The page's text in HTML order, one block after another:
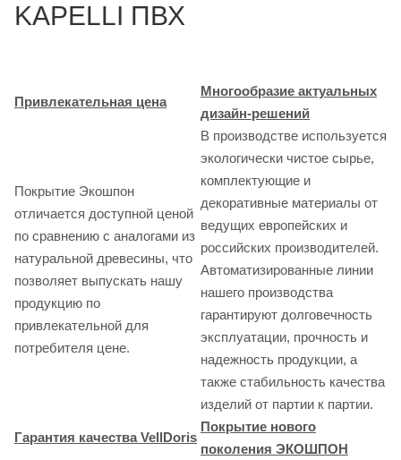
KAPELLI ПВХ
Привлекательная цена
Многообразие актуальных
дизайн-решений
Покрытие Экошпон
отличается доступной ценой
по сравнению с аналогами из
натуральной древесины, что
позволяет выпускать нашу
продукцию по
привлекательной для
потребителя цене.
В производстве используется
экологически чистое сырье,
комплектующие и
декоративные материалы от
ведущих европейских и
российских производителей.
Автоматизированные линии
нашего производства
гарантируют долговечность
эксплуатации, прочность и
надежность продукции, а
также стабильность качества
изделий от партии к партии.
Гарантия качества VellDoris
Покрытие нового
поколения ЭКОШПОН